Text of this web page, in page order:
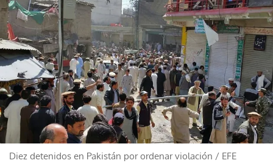
Diez detenidos en Pakistán por ordenar violación / EFE